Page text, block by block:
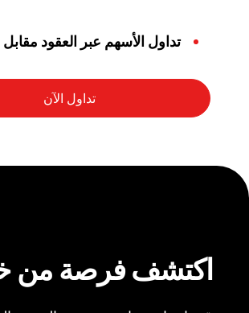
تداول الأسهم عبر العقود
اكتشف فرصة من